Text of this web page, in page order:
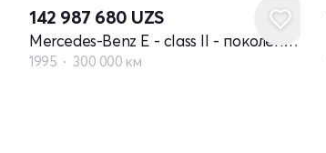
142 987 680 UZS
Mercedes-Benz E - class II - поколение W210
1995 300 000 км